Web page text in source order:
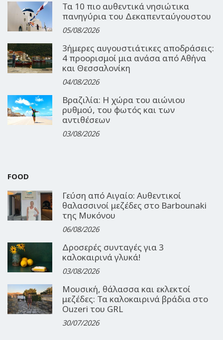
Τα 10 πιο αυθεντικά νησιώτικα
πανηγύρια του Δεκαπενταύγουστου
05/08/2026
3ήμερες αυγουστιάτικες αποδράσεις:
4 προορισμοί μια ανάσα από Αθήνα
και Θεσσαλονίκη
04/08/2026
Βραζιλία: Η χώρα του αιώνιου
ρυθμού, του φωτός και των
αντιθέσεων
03/08/2026
FOOD
Γεύση από Αιγαίο: Αυθεντικοί
θαλασσινοί μεζέδες στο Barbounaki
της Μυκόνου
06/08/2026
Δροσερές συνταγές για 3
καλοκαιρινά γλυκά!
03/08/2026
Μουσική, θάλασσα και εκλεκτοί
μεζέδες: Τα καλοκαιρινά βράδια στο
Ouzeri του GRL
30/07/2026